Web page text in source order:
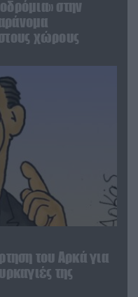
στην
χώρους
του Αρκά για
της